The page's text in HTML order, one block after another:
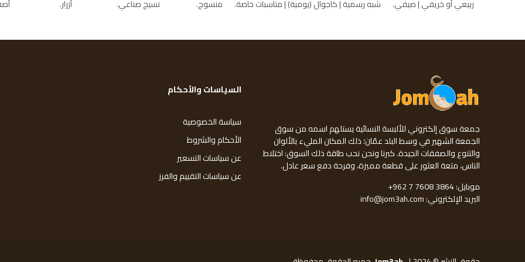
ربيعي أو خريفي صيفي شبه رسمية كاجوال (يومية) مناسبات خاصة منسوج نسيج صناعي أزرار
جمعة سوق إلكتروني للألبسة النسائية يستلهم اسمه من سوق
الجمعة الشهير في وسط البلد عمّان؛ ذلك المكان المليء بالألوان
والتنوع والصفقات الجيدة. كبرنا ونحن نحب طاقة ذلك السوق: اختلاط
الناس، متعة العثور على قطعة مميزة، وفرحة دفع سعر عادل.
موبايل:+962 7 7608 3864
البريد الإلكتروني:info@jom3ah.com
السياسات والأحكام
سياسة الخصوصية
الأحكام والشروط
عن سياسات التسعير
عن سياسات التقييم والفرز